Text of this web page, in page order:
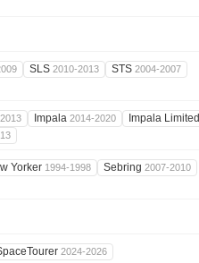
SLS 2010-2013 STS 2004-2007
Impala 2014-2020 Impala Limited
Yorker 1994-1998 Sebring 2007-2010
2024-2026